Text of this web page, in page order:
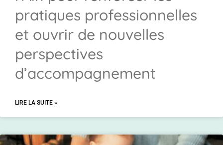
pratiques professionnelles
et ouvrir de nouvelles
perspectives
d’accompagnement
LIRE LA SUITE »